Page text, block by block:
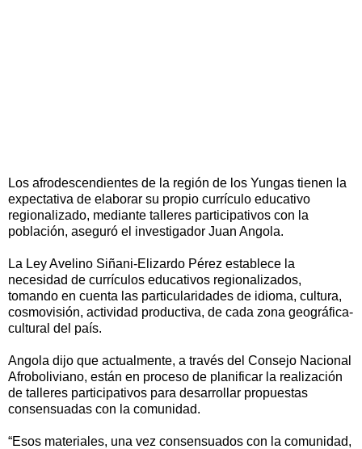
Los afrodescendientes de la región de los Yungas tienen la
expectativa de elaborar su propio currículo educativo
regionalizado, mediante talleres participativos con la
población, aseguró el investigador Juan Angola.
La Ley Avelino Siñani-Elizardo Pérez establece la
necesidad de currículos educativos regionalizados,
tomando en cuenta las particularidades de idioma, cultura,
cosmovisión, actividad productiva, de cada zona geográfica-
cultural del país.
Angola dijo que actualmente, a través del Consejo Nacional
Afroboliviano, están en proceso de planificar la realización
de talleres participativos para desarrollar propuestas
consensuadas con la comunidad.
“Esos materiales, una vez consensuados con la comunidad,